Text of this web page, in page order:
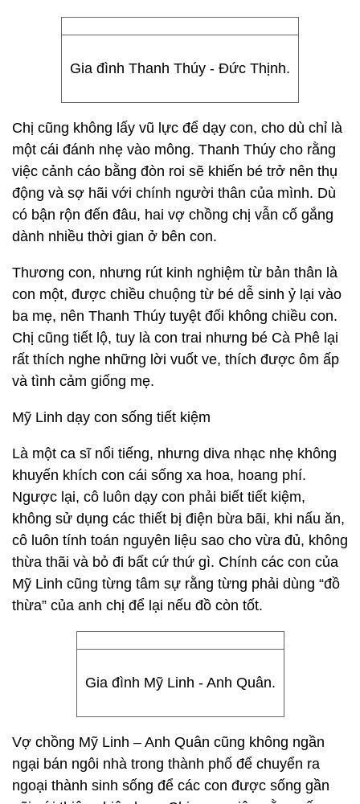
Gia đình Thanh Thúy - Đức Thịnh.
Chị cũng không lấy vũ lực để dạy con, cho dù chỉ là
một cái đánh nhẹ vào mông. Thanh Thúy cho rằng
việc cảnh cáo bằng đòn roi sẽ khiến bé trở nên thụ
động và sợ hãi với chính người thân của mình. Dù
có bận rộn đến đâu, hai vợ chồng chị vẫn cố gắng
dành nhiều thời gian ở bên con.
Thương con, nhưng rút kinh nghiệm từ bản thân là
con một, được chiều chuộng từ bé dễ sinh ỷ lại vào
ba mẹ, nên Thanh Thúy tuyệt đối không chiều con.
Chị cũng tiết lộ, tuy là con trai nhưng bé Cà Phê lại
rất thích nghe những lời vuốt ve, thích được ôm ấp
và tình cảm giống mẹ.
Mỹ Linh dạy con sống tiết kiệm
Là một ca sĩ nổi tiếng, nhưng diva nhạc nhẹ không
khuyến khích con cái sống xa hoa, hoang phí.
Ngược lại, cô luôn dạy con phải biết tiết kiệm,
không sử dụng các thiết bị điện bừa bãi, khi nấu ăn,
cô luôn tính toán nguyên liệu sao cho vừa đủ, không
thừa thãi và bỏ đi bất cứ thứ gì. Chính các con của
Mỹ Linh cũng từng tâm sự rằng từng phải dùng “đồ
thừa” của anh chị để lại nếu đồ còn tốt.
Gia đình Mỹ Linh - Anh Quân.
Vợ chồng Mỹ Linh – Anh Quân cũng không ngần
ngại bán ngôi nhà trong thành phố để chuyển ra
ngoại thành sinh sống để các con được sống gần